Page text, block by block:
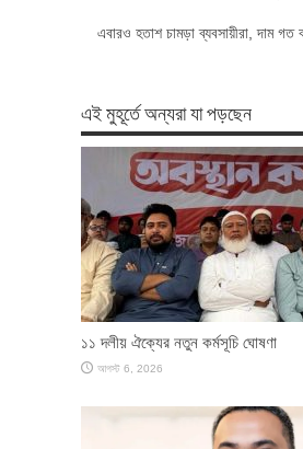
এবারও হতাশ চামড়া ব্যবসায়ীরা, দাম গত
এই মুহূর্তে অন্যরা যা পড়ছেন
১১ দলীয় ঐক্যের নতুন কর্মসূচি ঘোষণা
আগস্ট 6, 2026